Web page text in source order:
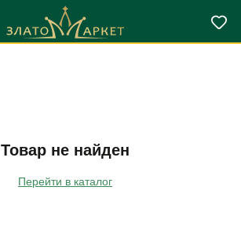
Товар не найден
Перейти в каталог